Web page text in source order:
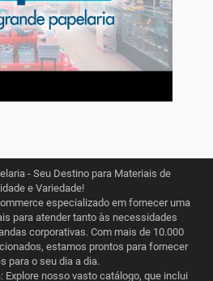
- Seu Destino para Materiais de
e Variedade!
especializado em fornecer uma
para atender tanto às necessidades
corporativas. Com mais de 10.000
estamos prontos para fornecer
para o seu dia a dia.
Explore nosso vasto catálogo, que inclui